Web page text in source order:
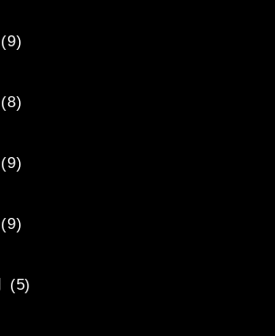
(9)
(8)
(9)
(9)
(5)